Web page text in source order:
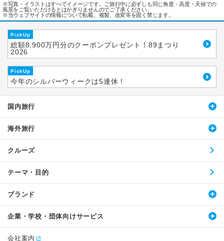
※写真・イラストはすべてイメージです。ご旅行中に必ずしも同じ角度・高度・天候での
風景をご覧いただけるとはかぎりませんのでご了承ください。
※当ウェブサイトの情報について転載、複製、改変等を固く禁じます。
PickUp
総額8,900万円分のクーポンプレゼント！89まつり
2026
PickUp
今年のシルバーウィークは5連休！
国内旅行
海外旅行
クルーズ
テーマ・目的
ブランド
企業・学校・団体向けサービス
会社案内